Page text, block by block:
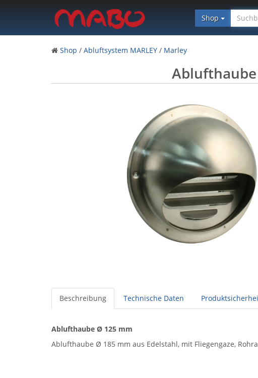
Shop
Shop / Abluftsystem MARLEY / Marley
Beschreibung Technische Daten
Ablufthaube Ø 125 mm
Ablufthaube Ø 185 mm aus Edelstahl, mit Fliegengaze,